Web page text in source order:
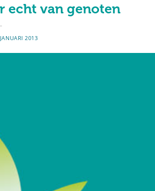
echt van genoten
2013